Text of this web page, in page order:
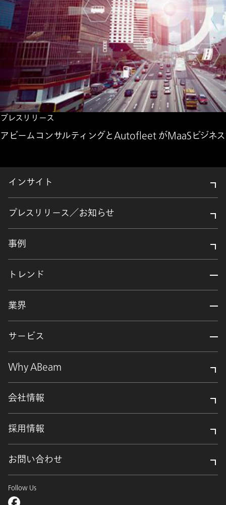
プレスリリース
アビームコンサルティングとAutofleet がMaaSビジネ
インサイト
プレスリリース／お知らせ
事例
トレンド
業界
サービス
Why ABeam
会社情報
採用情報
お問い合わせ
Follow Us